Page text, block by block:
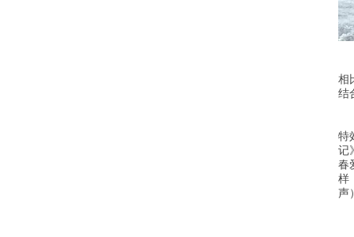
相
结
特
记
春
样
声